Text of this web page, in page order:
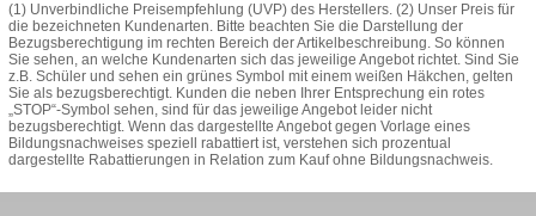
(1) Unverbindliche Preisempfehlung (UVP) des Herstellers. (2) Unser Preis für
die bezeichneten Kundenarten. Bitte beachten Sie die Darstellung der
Bezugsberechtigung im rechten Bereich der Artikelbeschreibung. So können
Sie sehen, an welche Kundenarten sich das jeweilige Angebot richtet. Sind Sie
z.B. Schüler und sehen ein grünes Symbol mit einem weißen Häkchen, gelten
Sie als bezugsberechtigt. Kunden die neben Ihrer Entsprechung ein rotes
„STOP“-Symbol sehen, sind für das jeweilige Angebot leider nicht
bezugsberechtigt. Wenn das dargestellte Angebot gegen Vorlage eines
Bildungsnachweises speziell rabattiert ist, verstehen sich prozentual
dargestellte Rabattierungen in Relation zum Kauf ohne Bildungsnachweis.